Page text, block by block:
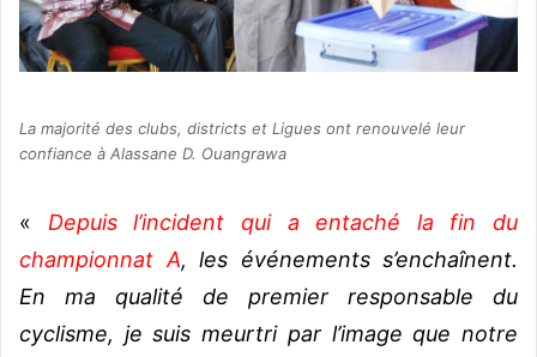
La majorité des clubs, districts et Ligues ont renouvelé leur
confiance à Alassane D. Ouangrawa
« Depuis l’incident qui a entaché la fin du
championnat A, les événements s’enchaînent.
En ma qualité de premier responsable du
cyclisme, je suis meurtri par l’image que notre